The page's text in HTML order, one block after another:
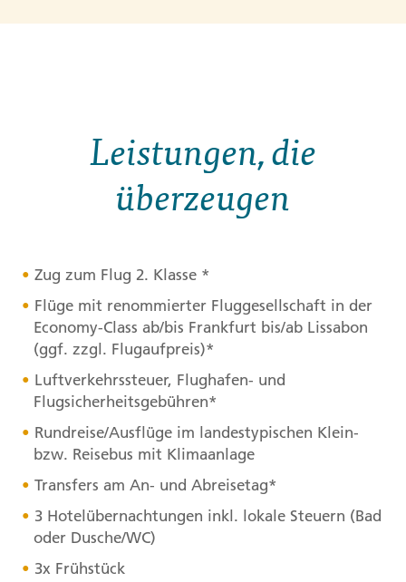
Leistungen, die
überzeugen
Zug zum Flug 2. Klasse *
Flüge mit renommierter Fluggesellschaft in der
Economy-Class ab/bis Frankfurt bis/ab Lissabon
(ggf. zzgl. Flugaufpreis)*
Luftverkehrssteuer, Flughafen- und
Flugsicherheitsgebühren*
Rundreise/Ausflüge im landestypischen Klein-
bzw. Reisebus mit Klimaanlage
Transfers am An- und Abreisetag*
3 Hotelübernachtungen inkl. lokale Steuern (Bad
oder Dusche/WC)
3x Frühstück